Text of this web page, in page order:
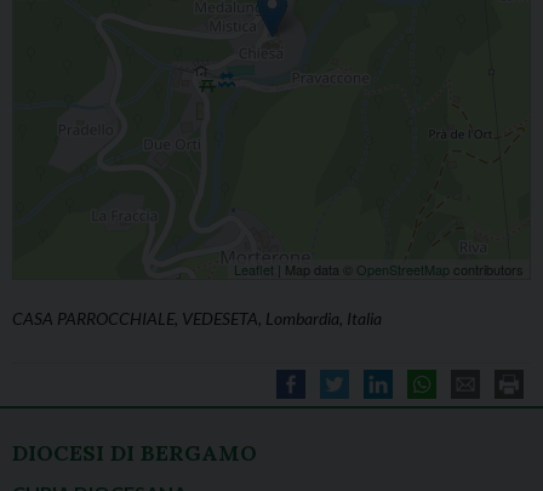
Leaflet | Map data © OpenStreetMap contributors
CASA PARROCCHIALE, VEDESETA, Lombardia, Italia
DIOCESI DI BERGAMO